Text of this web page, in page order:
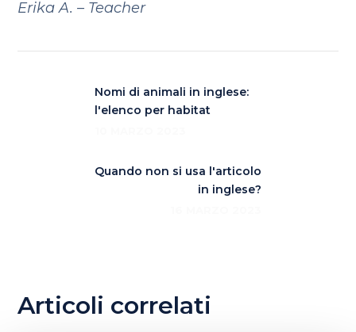
Erika A. – Teacher
Nomi di animali in inglese:
l'elenco per habitat
Quando non si usa l'articolo
in inglese?
Articoli correlati